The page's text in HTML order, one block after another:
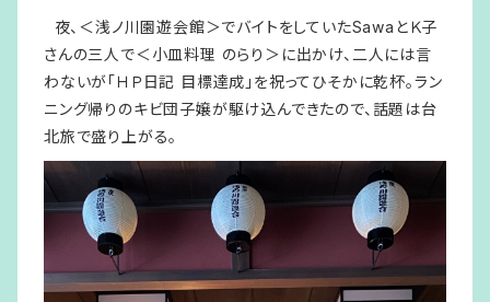
夜、＜浅ノ川園遊会館＞でバイトをしていたSawaとＫ子
さんの三人で＜小皿料理 のらり＞に出かけ、二人には言
わないが「ＨＰ日記 目標達成」を祝ってひそかに乾杯。ラン
ニング帰りのキビ団子嬢が駆け込んできたので、話題は台
北旅で盛り上がる。